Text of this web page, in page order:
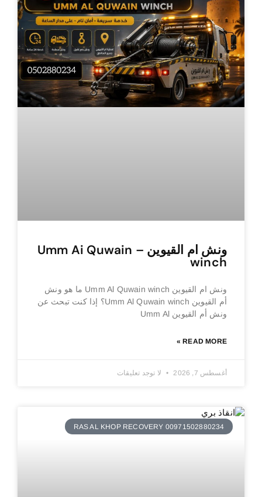
ونش ام القيوين – Umm Ai Quwain
winch
ونش ام القيوين Umm Al Quwain winch ما هو ونش
أم القيوين Umm Al Quwain winch؟ إذا كنت تبحث عن
ونش أم القيوين Umm Al
READ MORE »
أغسطس 7, 2026 لا توجد تعليقات
RAS AL KHOP RECOVERY 00971502880234